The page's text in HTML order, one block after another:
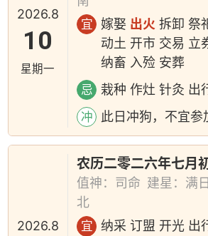
2026.8
10
星期一
宜 嫁娶 出火 拆卸 祭
动土 开市 交易 立
纳畜 入殓 安葬
忌 栽种 作灶 针灸 出
冲 此日冲狗，不宜参
2026.8
农历二零二六年七月
值神：司命 建星：满日
北
宜 纳采 订盟 开光 出